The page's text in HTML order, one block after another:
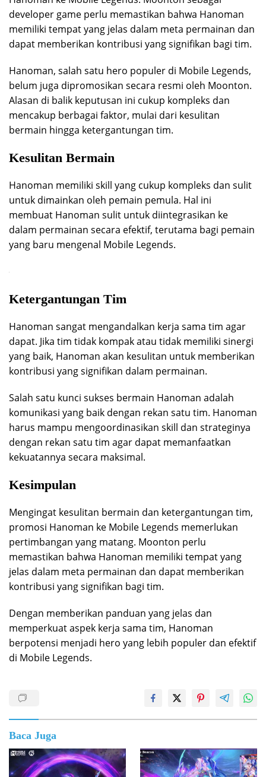
developer game perlu memastikan bahwa Hanoman
memiliki tempat yang jelas dalam meta permainan dan
dapat memberikan kontribusi yang signifikan bagi tim.
Hanoman, salah satu hero populer di Mobile Legends,
belum juga dipromosikan secara resmi oleh Moonton.
Alasan di balik keputusan ini cukup kompleks dan
mencakup berbagai faktor, mulai dari kesulitan
bermain hingga ketergantungan tim.
Kesulitan Bermain
Hanoman memiliki skill yang cukup kompleks dan sulit
untuk dimainkan oleh pemain pemula. Hal ini
membuat Hanoman sulit untuk diintegrasikan ke
dalam permainan secara efektif, terutama bagi pemain
yang baru mengenal Mobile Legends.
Ketergantungan Tim
Hanoman sangat mengandalkan kerja sama tim agar
dapat. Jika tim tidak kompak atau tidak memiliki sinergi
yang baik, Hanoman akan kesulitan untuk memberikan
kontribusi yang signifikan dalam permainan.
Salah satu kunci sukses bermain Hanoman adalah
komunikasi yang baik dengan rekan satu tim. Hanoman
harus mampu mengoordinasikan skill dan strateginya
dengan rekan satu tim agar dapat memanfaatkan
kekuatannya secara maksimal.
Kesimpulan
Mengingat kesulitan bermain dan ketergantungan tim,
promosi Hanoman ke Mobile Legends memerlukan
pertimbangan yang matang. Moonton perlu
memastikan bahwa Hanoman memiliki tempat yang
jelas dalam meta permainan dan dapat memberikan
kontribusi yang signifikan bagi tim.
Dengan memberikan panduan yang jelas dan
memperkuat aspek kerja sama tim, Hanoman
berpotensi menjadi hero yang lebih populer dan efektif
di Mobile Legends.
Baca Juga